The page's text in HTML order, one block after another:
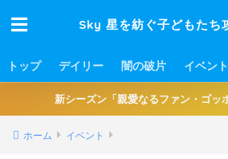
Sky 星を紡ぐ子どもた
トップ デイリー 闇の破片 イベント
新シーズン「親愛なるファン・ゴッ
ホーム イベント